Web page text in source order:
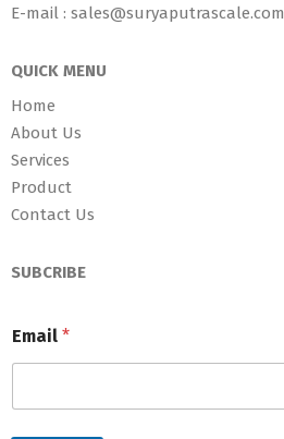
E-mail : sales@suryaputrascale.com
QUICK MENU
Home
About Us
Services
Product
Contact Us
SUBCRIBE
Email *